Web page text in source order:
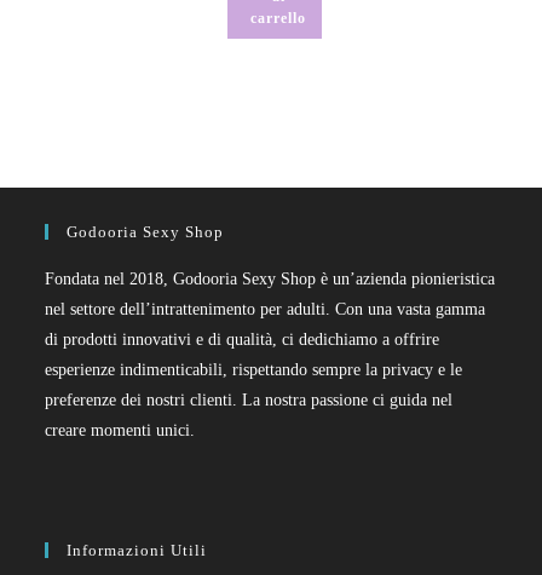
carrello
Godooria Sexy Shop
Fondata nel 2018, Godooria Sexy Shop è un’azienda pionieristica
nel settore dell’intrattenimento per adulti. Con una vasta gamma
di prodotti innovativi e di qualità, ci dedichiamo a offrire
esperienze indimenticabili, rispettando sempre la privacy e le
preferenze dei nostri clienti. La nostra passione ci guida nel
creare momenti unici.
Informazioni Utili